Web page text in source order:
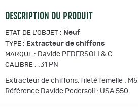
DESCRIPTION DU PRODUIT
ETAT DE L'OBJET : Neuf
TYPE : Extracteur de chiffons
MARQUE : Davide PEDERSOLI & C.
CALIBRE : .31 PN
Extracteur de chiffons, fileté femelle : M5.
Référence Davide Pedersoli : USA 550